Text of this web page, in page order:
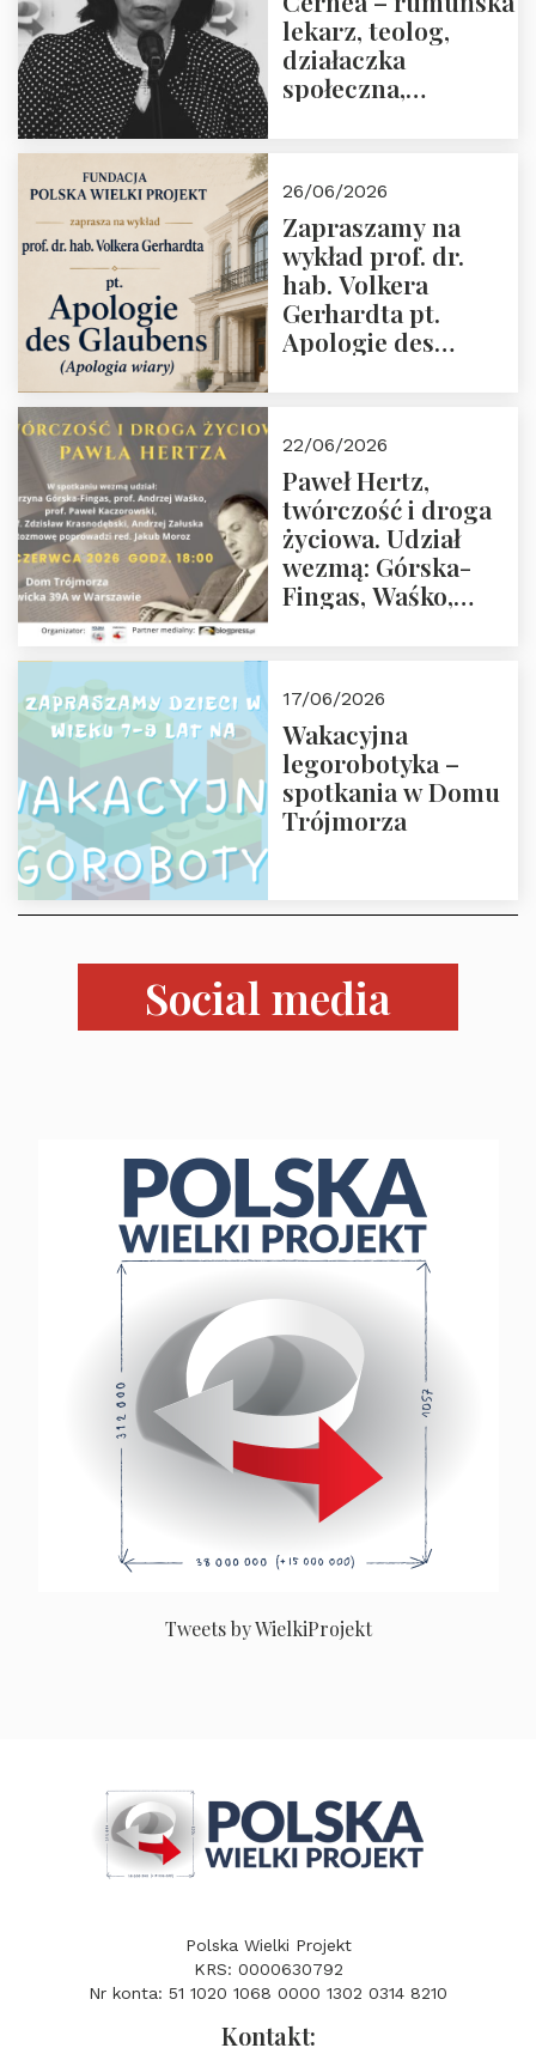
lekarz, teolog,
działaczka
społeczna,
przez Fundację
Polska Wielki
Projekt
26/06/2026
Zapraszamy na
wykład prof. dr.
hab. Volkera
Gerhardta pt.
Apologie des
02.07.2026 r. godz.
18:00.
22/06/2026
Paweł Hertz,
twórczość i droga
życiowa. Udział
wezmą: Górska-
Fingas, Waśko,
czerwca 2026 r.
godz. 18:00 w Domu
Trójmorza.
Zapraszamy!
17/06/2026
Wakacyjna
legorobotyka –
spotkania w Domu
Trójmorza
Social media
Tweets by WielkiProjekt
Polska Wielki Projekt
KRS: 0000630792
Nr konta: 51 1020 1068 0000 1302 0314 8210
Kontakt: